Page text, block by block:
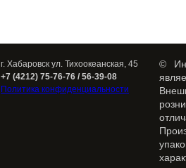
г. Хабаровск ул. Тихоокеанская, 45
+7 (4212) 75-76-76 / 56-39-08
Политика конфиденциальности
©